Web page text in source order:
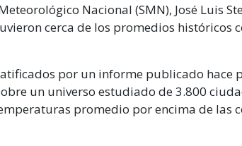
Nacional (SMN), José Luis
cerca de los promedios históricos
por un informe publicado hace
un universo estudiado de 3.800
promedio por encima de las